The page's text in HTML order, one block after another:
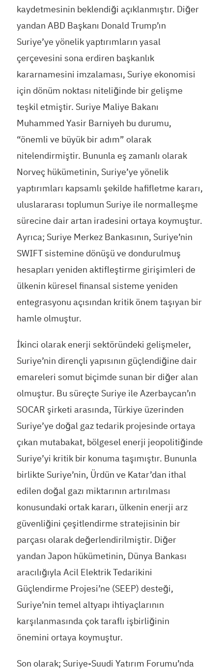
kaydetmesinin beklendiği açıklanmıştır. Diğer
yandan ABD Başkanı Donald Trump’ın
Suriye’ye yönelik yaptırımların yasal
çerçevesini sona erdiren başkanlık
kararnamesini imzalaması, Suriye ekonomisi
için dönüm noktası niteliğinde bir gelişme
teşkil etmiştir. Suriye Maliye Bakanı
Muhammed Yasir Barniyeh bu durumu,
“önemli ve büyük bir adım” olarak
nitelendirmiştir. Bununla eş zamanlı olarak
Norveç hükümetinin, Suriye’ye yönelik
yaptırımları kapsamlı şekilde hafifletme kararı,
uluslararası toplumun Suriye ile normalleşme
sürecine dair artan iradesini ortaya koymuştur.
Ayrıca; Suriye Merkez Bankasının, Suriye’nin
SWIFT sistemine dönüşü ve dondurulmuş
hesapları yeniden aktifleştirme girişimleri de
ülkenin küresel finansal sisteme yeniden
entegrasyonu açısından kritik önem taşıyan bir
hamle olmuştur.
İkinci olarak enerji sektöründeki gelişmeler,
Suriye’nin dirençli yapısının güçlendiğine dair
emareleri somut biçimde sunan bir diğer alan
olmuştur. Bu süreçte Suriye ile Azerbaycan’ın
SOCAR şirketi arasında, Türkiye üzerinden
Suriye’ye doğal gaz tedarik projesinde ortaya
çıkan mutabakat, bölgesel enerji jeopolitiğinde
Suriye’yi kritik bir konuma taşımıştır. Bununla
birlikte Suriye’nin, Ürdün ve Katar’dan ithal
edilen doğal gazı miktarının artırılması
konusundaki ortak kararı, ülkenin enerji arz
güvenliğini çeşitlendirme stratejisinin bir
parçası olarak değerlendirilmiştir. Diğer
yandan Japon hükümetinin, Dünya Bankası
aracılığıyla Acil Elektrik Tedarikini
Güçlendirme Projesi’ne (SEEP) desteği,
Suriye’nin temel altyapı ihtiyaçlarının
karşılanmasında çok taraflı işbirliğinin
önemini ortaya koymuştur.
Son olarak; Suriye-Suudi Yatırım Forumu’nda